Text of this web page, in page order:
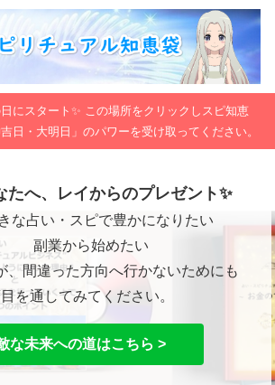
にスタート✨ この場所をクリックしスピ知恵
日・大明日」のパワーを受け取ってください。
たへ、レイからのプレゼント✨
な占い・スピで豊かになりたい
副業から始めたい
、間違った方向へ行かないためにも
を通してみてください。
な未来への道はこちら >